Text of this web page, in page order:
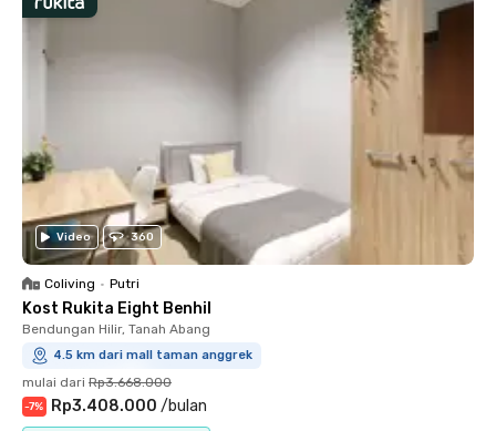
Video 360
Coliving • Putri
Kost Rukita Eight Benhil
Bendungan Hilir, Tanah Abang
4.5 km dari mall taman anggrek
mulai dari Rp3.668.000
-7% Rp3.408.000 /bulan